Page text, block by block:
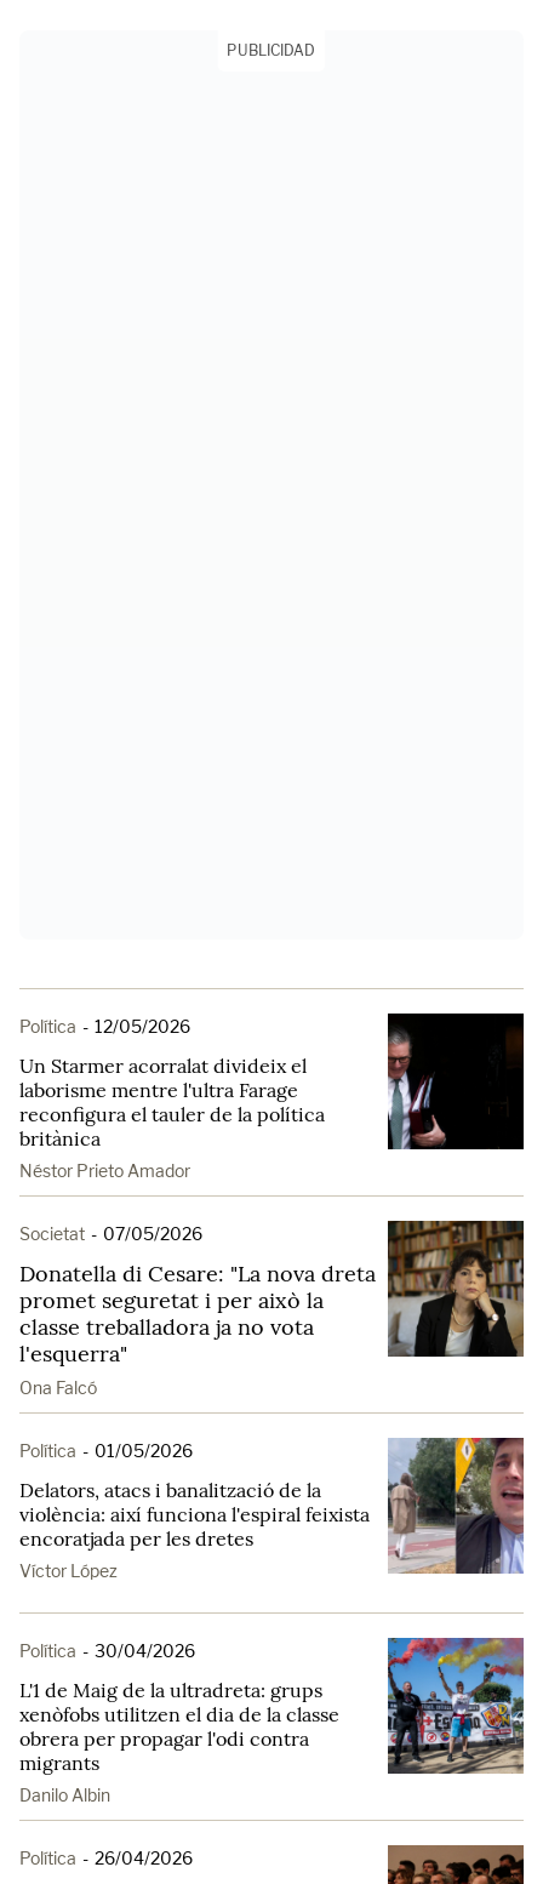
PUBLICIDAD
Política - 12/05/2026
Un Starmer acorralat divideix el
laborisme mentre l'ultra Farage
reconfigura el tauler de la política
britànica
Néstor Prieto Amador
Societat - 07/05/2026
Donatella di Cesare: "La nova dreta
promet seguretat i per això la
classe treballadora ja no vota
l'esquerra"
Ona Falcó
Política - 01/05/2026
Delators, atacs i banalització de la
violència: així funciona l'espiral feixista
encoratjada per les dretes
Víctor López
Política - 30/04/2026
L'1 de Maig de la ultradreta: grups
xenòfobs utilitzen el dia de la classe
obrera per propagar l'odi contra
migrants
Danilo Albin
Política - 26/04/2026